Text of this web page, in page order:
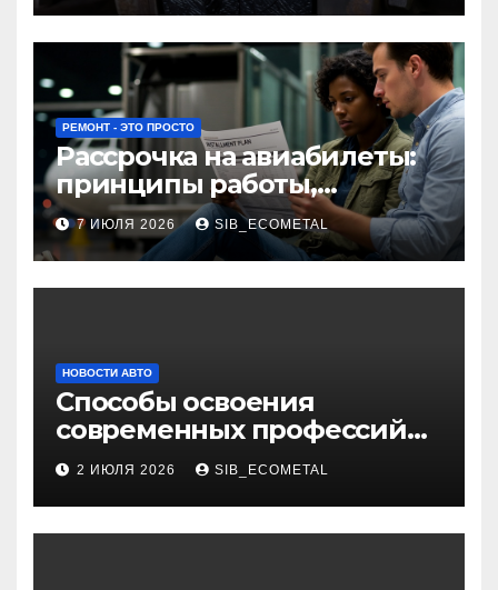
РЕМОНТ - ЭТО ПРОСТО
Рассрочка на авиабилеты:
принципы работы,
требования и
потенциальные риски
7 ИЮЛЯ 2026 SIB_ECOMETAL
НОВОСТИ АВТО
Способы освоения
современных профессий
через онлайн-курсы
2 ИЮЛЯ 2026 SIB_ECOMETAL